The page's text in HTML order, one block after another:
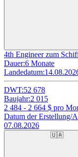
4th Engineer zum
Dauer:6 Monate
Landedatum:
DWT:52 678
Baujahr:2 015
2 484 - 2 664 $ pro
Datum der Erstellung/
07.08.2026
🇺🇦